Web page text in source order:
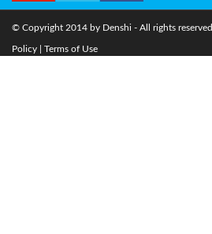
© Copyright 2014 by Denshi - All rights reserved
Policy Terms of Use